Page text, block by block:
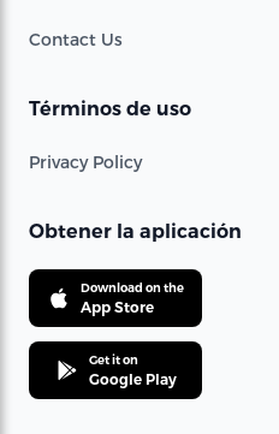
Contact Us
Términos de uso
Privacy Policy
Obtener la aplicación
Download on the
App Store
Get it on
Google Play